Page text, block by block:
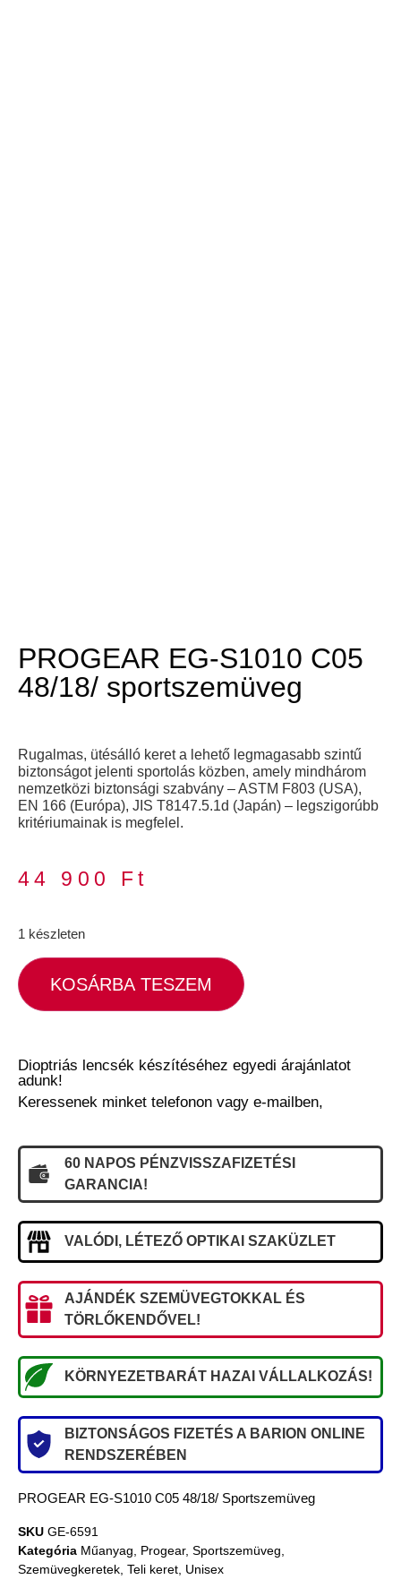
PROGEAR EG-S1010 C05
48/18/ sportszemüveg
Rugalmas, ütésálló keret a lehető legmagasabb szintű
biztonságot jelenti sportolás közben, amely mindhárom
nemzetközi biztonsági szabvány – ASTM F803 (USA),
EN 166 (Európa), JIS T8147.5.1d (Japán) – legszigorúbb
kritériumainak is megfelel.
44 900 Ft
1 készleten
KOSÁRBA TESZEM
Dioptriás lencsék készítéséhez egyedi árajánlatot
adunk!
Keressenek minket telefonon vagy e-mailben,
60 NAPOS PÉNZVISSZAFIZETÉSI
GARANCIA!
VALÓDI, LÉTEZŐ OPTIKAI SZAKÜZLET
AJÁNDÉK SZEMÜVEGTOKKAL ÉS
TÖRLŐKENDŐVEL!
KÖRNYEZETBARÁT HAZAI VÁLLALKOZÁS!
BIZTONSÁGOS FIZETÉS A BARION ONLINE
RENDSZERÉBEN
PROGEAR EG-S1010 C05 48/18/ Sportszemüveg
SKU GE-6591
Kategória Műanyag Progear, Sportszemüveg
Szemüvegkeretek Teli keret Unisex